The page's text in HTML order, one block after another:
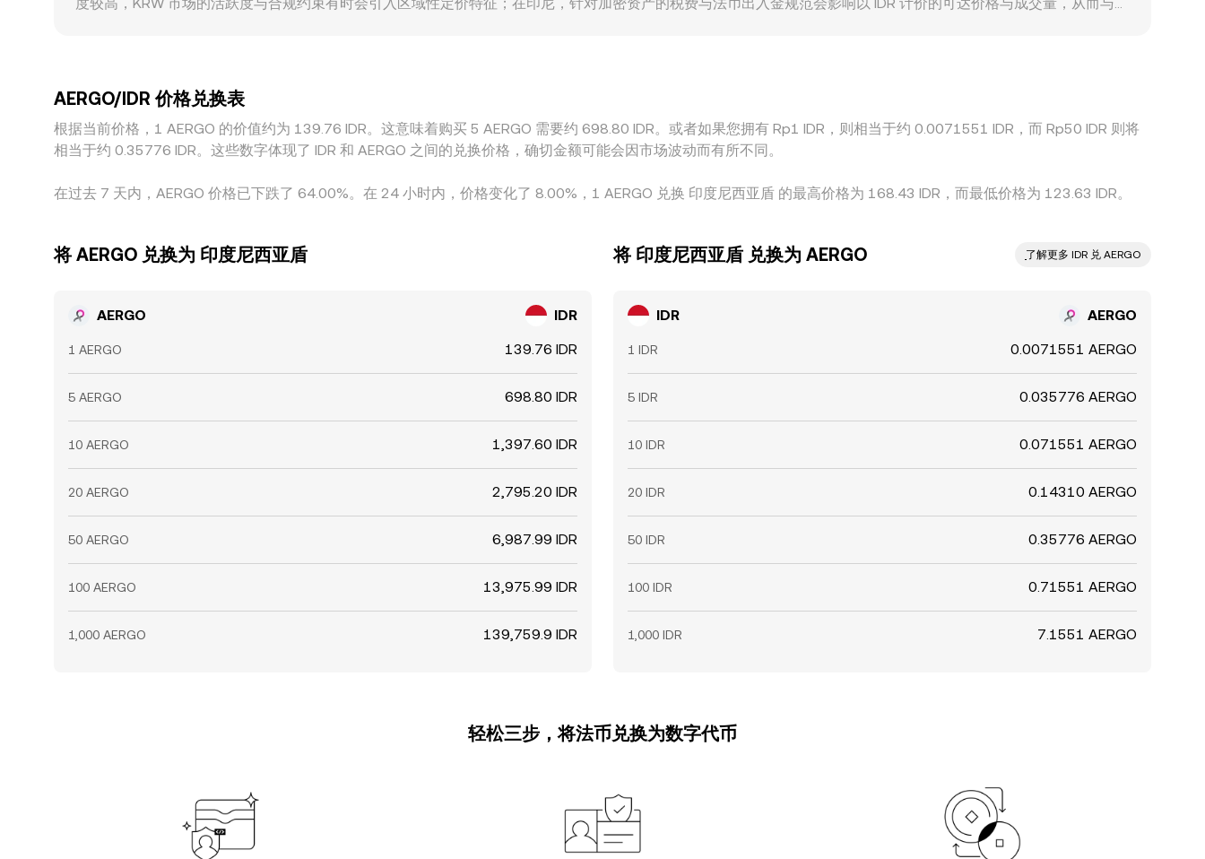
AERGO/IDR 价格兑换表
根据当前价格，1 AERGO 的价值约为 139.76 IDR。这意味着购买 5 AERGO 需要约 698.80 IDR。或者如果您拥有 Rp1 IDR，则相当于约 0.0071551 IDR，而 Rp50 IDR 则将
相当于约 0.35776 IDR。这些数字体现了 IDR 和 AERGO 之间的兑换价格，确切金额可能会因市场波动而有所不同。
在过去 7 天内，AERGO 价格已下跌了 64.00%。在 24 小时内，价格变化了 8.00%，1 AERGO 兑换 印度尼西亚盾 的最高价格为 168.43 IDR，而最低价格为 123.63 IDR。
将 AERGO 兑换为 印度尼西亚盾
AERGO IDR
1 AERGO 139.76 IDR
5 AERGO 698.80 IDR
10 AERGO 1,397.60 IDR
20 AERGO 2,795.20 IDR
50 AERGO 6,987.99 IDR
100 AERGO 13,975.99 IDR
1,000 AERGO 139,759.9 IDR
将 印度尼西亚盾 兑换为 AERGO ִִִִִִִִִִִִִִִִִִִִִִִִִִִִִִִִִִִִִִִִִִִִִִִ了解更多 IDR 兑 AERGO
IDR AERGO
1 IDR 0.0071551 AERGO
5 IDR 0.035776 AERGO
10 IDR 0.071551 AERGO
20 IDR 0.14310 AERGO
50 IDR 0.35776 AERGO
100 IDR 0.71551 AERGO
1,000 IDR 7.1551 AERGO
轻松三步，将法币兑换为数字代币